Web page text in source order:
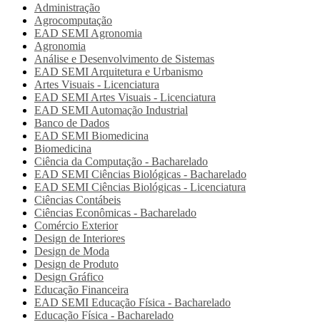
Administração
Agrocomputação
EAD SEMI Agronomia
Agronomia
Análise e Desenvolvimento de Sistemas
EAD SEMI Arquitetura e Urbanismo
Artes Visuais - Licenciatura
EAD SEMI Artes Visuais - Licenciatura
EAD SEMI Automação Industrial
Banco de Dados
EAD SEMI Biomedicina
Biomedicina
Ciência da Computação - Bacharelado
EAD SEMI Ciências Biológicas - Bacharelado
EAD SEMI Ciências Biológicas - Licenciatura
Ciências Contábeis
Ciências Econômicas - Bacharelado
Comércio Exterior
Design de Interiores
Design de Moda
Design de Produto
Design Gráfico
Educação Financeira
EAD SEMI Educação Física - Bacharelado
Educação Física - Bacharelado